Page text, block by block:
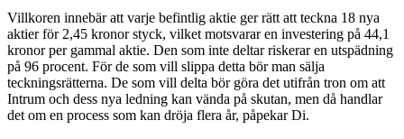
Villkoren innebär att varje befintlig aktie ger rätt att teckna 18 nya
aktier för 2,45 kronor styck, vilket motsvarar en investering på 44,1
kronor per gammal aktie. Den som inte deltar riskerar en utspädning
på 96 procent. För de som vill slippa detta bör man sälja
teckningsrätterna. De som vill delta bör göra det utifrån tron om att
Intrum och dess nya ledning kan vända på skutan, men då handlar
det om en process som kan dröja flera år, påpekar Di.